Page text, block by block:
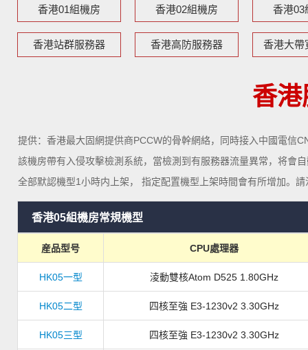
香港01組機房 香港02組機房 香港03
香港站群服務器 香港高防服務器 香港大帶
香
提供：香港最大固網提供商PCCW的骨幹網絡，同時接入中國電信
該機房帶有入侵攻擊檢測系統，當檢測到有服務器流量異常，将會
全部默認機型1小時内上架， 指定配置機型上架時間會有所增加。
香港05組機房常規機型
産品型号 CPU處理器
HK05一型 淩動雙核Atom D525 1.80GHz
HK05二型 四核至強 E3-1230v2 3.30GHz
HK05三型 四核至強 E3-1230v2 3.30GHz